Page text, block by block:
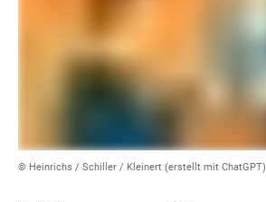
© Heinrichs / Schiller / Kleinert (erstellt mit ChatGPT)